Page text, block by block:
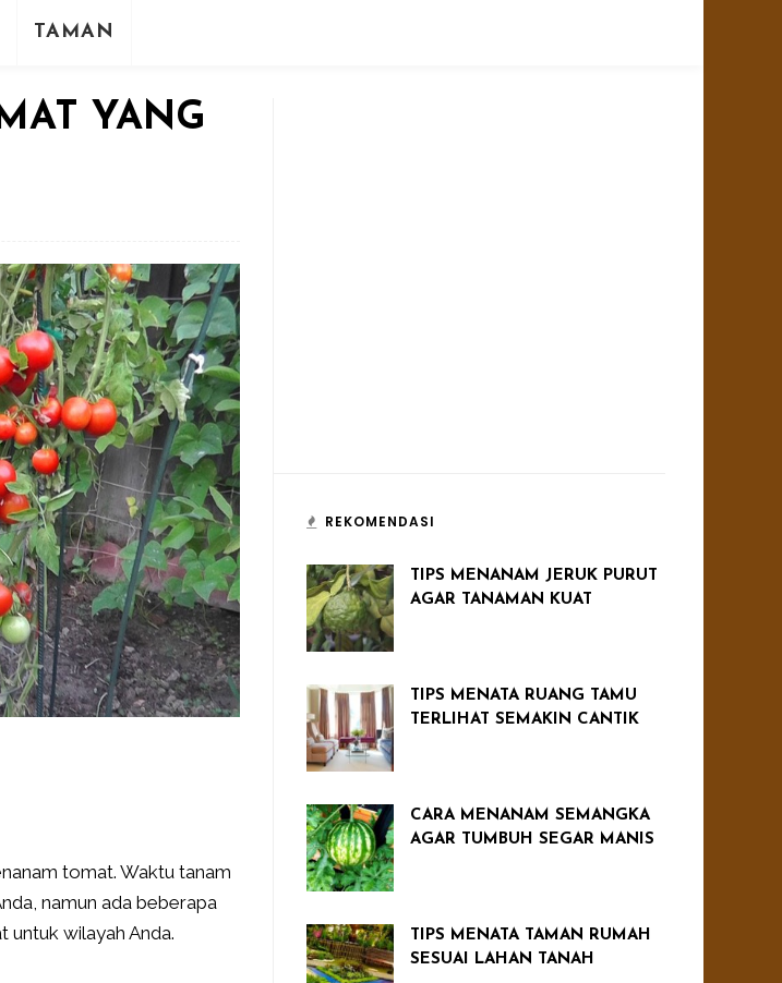
TAMAN
YANG
tomat. Waktu tanam
namun ada beberapa
untuk wilayah Anda.
REKOMENDASI
TIPS MENANAM JERUK PURUT
AGAR TANAMAN KUAT
TIPS MENATA RUANG TAMU
TERLIHAT SEMAKIN CANTIK
CARA MENANAM SEMANGKA
AGAR TUMBUH SEGAR MANIS
TIPS MENATA TAMAN RUMAH
SESUAI LAHAN TANAH